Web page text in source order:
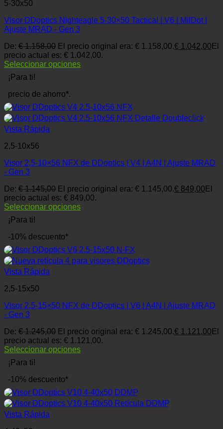
5-30x50
Visor DDoptics Nighteagle 5-30×50 Tactical | V6 | MilDot |
Ajuste MRAD - Gen 3
De: €1.158,00 El precio original era: € 1.158,00.€ 1.042,00 El
precio actual es: € 1.042,00.
Seleccionar opciones
¡Para ti!
precio de ahorro*.
Vista Rápida
2,5-10x56
Visor 2,5-10×56 NFX de DDoptics | V4 | A4N | Ajuste MRAD
- Gen 3
De: €1.145,00 El precio original era: € 1.145,00.€ 849,00 El
precio actual es: € 849,00.
Seleccionar opciones
¡Para ti!
-10% descuento*
Vista Rápida
2,5-15x50
Visor 2,5-15×50 NFX de DDoptics | V6 | A4N | Ajuste MRAD
- Gen 3
De: €1.245,00 El precio original era: € 1.245,00.€ 1.121,00 El
precio actual es: € 1.121,00.
Seleccionar opciones
¡Para ti!
-10% descuento*
Vista Rápida